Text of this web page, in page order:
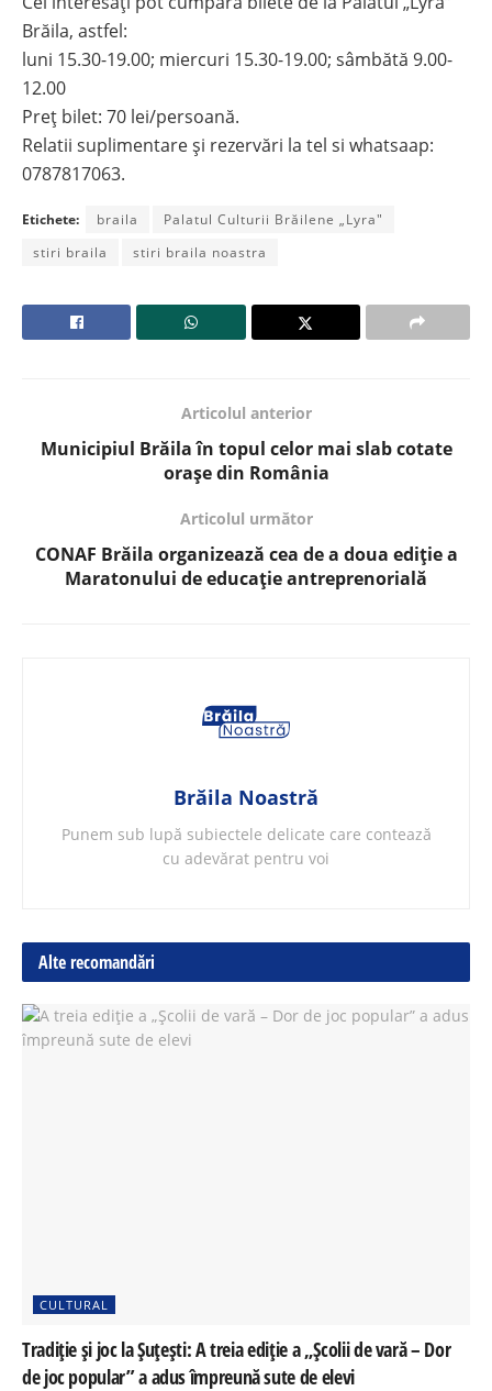
Brăila, astfel:
luni 15.30-19.00; miercuri 15.30-19.00; sâmbătă 9.00-
12.00
Preț bilet: 70 lei/persoană.
Relatii suplimentare și rezervări la tel si whatsaap:
0787817063.
Etichete: braila
Palatul Culturii Brăilene „Lyra"
stiri braila
stiri braila noastra
Articolul anterior
Municipiul Brăila în topul celor mai slab cotate
orașe din România
Articolul următor
CONAF Brăila organizează cea de a doua ediție a
Maratonului de educație antreprenorială
Brăila Noastră
Punem sub lupă subiectele delicate care contează
cu adevărat pentru voi
Alte recomandări
CULTURAL
Tradiție și joc la Șuțești: A treia ediție a „Școlii de vară – Dor
de joc popular” a adus împreună sute de elevi